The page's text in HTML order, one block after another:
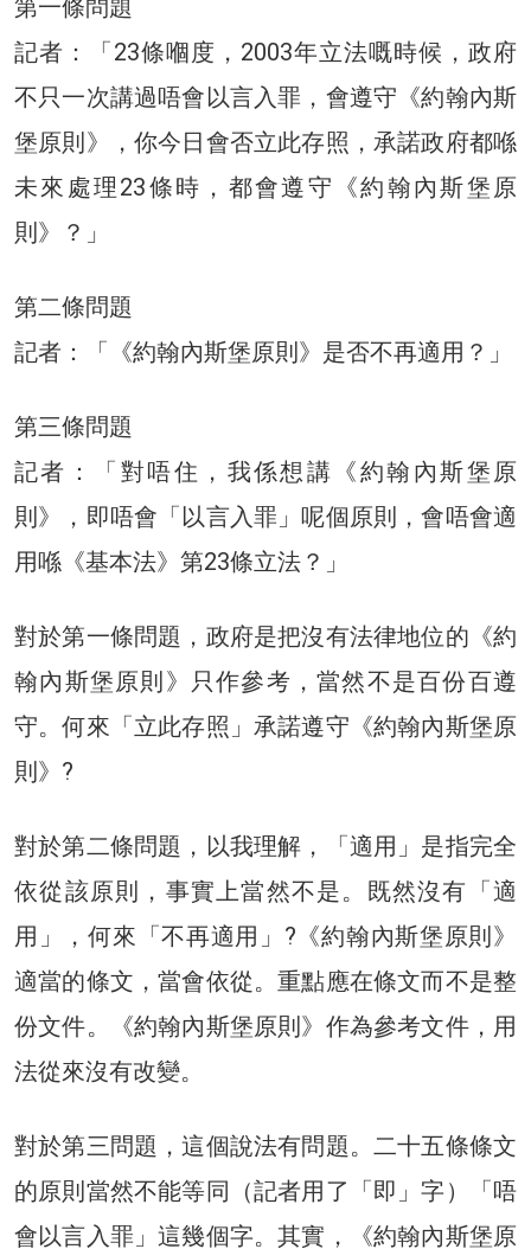
第一條問題
記者：「23條嗰度，2003年立法嘅時候，政府
不只一次講過唔會以言入罪，會遵守《約翰內斯
堡原則》，你今日會否立此存照，承諾政府都喺
未來處理23條時，都會遵守《約翰內斯堡原
則》？」
第二條問題
記者：「《約翰內斯堡原則》是否不再適用？」
第三條問題
記者：「對唔住，我係想講《約翰內斯堡原
則》，即唔會「以言入罪」呢個原則，會唔會適
用喺《基本法》第23條立法？」
對於第一條問題，政府是把沒有法律地位的《約
翰內斯堡原則》只作參考，當然不是百份百遵
守。何來「立此存照」承諾遵守《約翰內斯堡原
則》?
對於第二條問題，以我理解，「適用」是指完全
依從該原則，事實上當然不是。既然沒有「適
用」，何來「不再適用」?《約翰內斯堡原則》
適當的條文，當會依從。重點應在條文而不是整
份文件。《約翰內斯堡原則》作為參考文件，用
法從來沒有改變。
對於第三問題，這個說法有問題。二十五條條文
的原則當然不能等同（記者用了「即」字）「唔
會以言入罪」這幾個字。其實，《約翰內斯堡原